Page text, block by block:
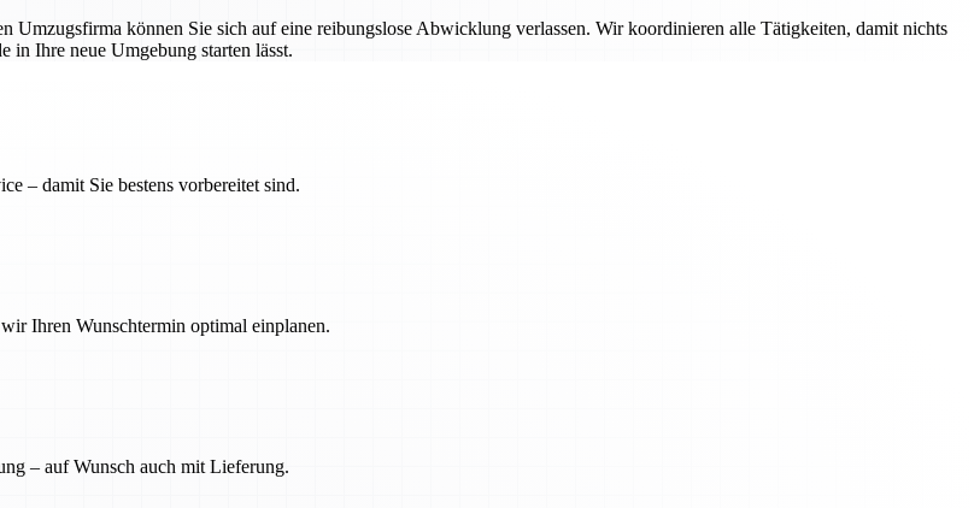
Umzugsfirma können Sie sich auf eine reibungslose Abwicklung verlassen. Wir koordinieren alle Tätigkeiten, damit nichts
Ihre neue Umgebung starten lässt.
– damit Sie bestens vorbereitet sind.
Ihren Wunschtermin optimal einplanen.
– auf Wunsch auch mit Lieferung.